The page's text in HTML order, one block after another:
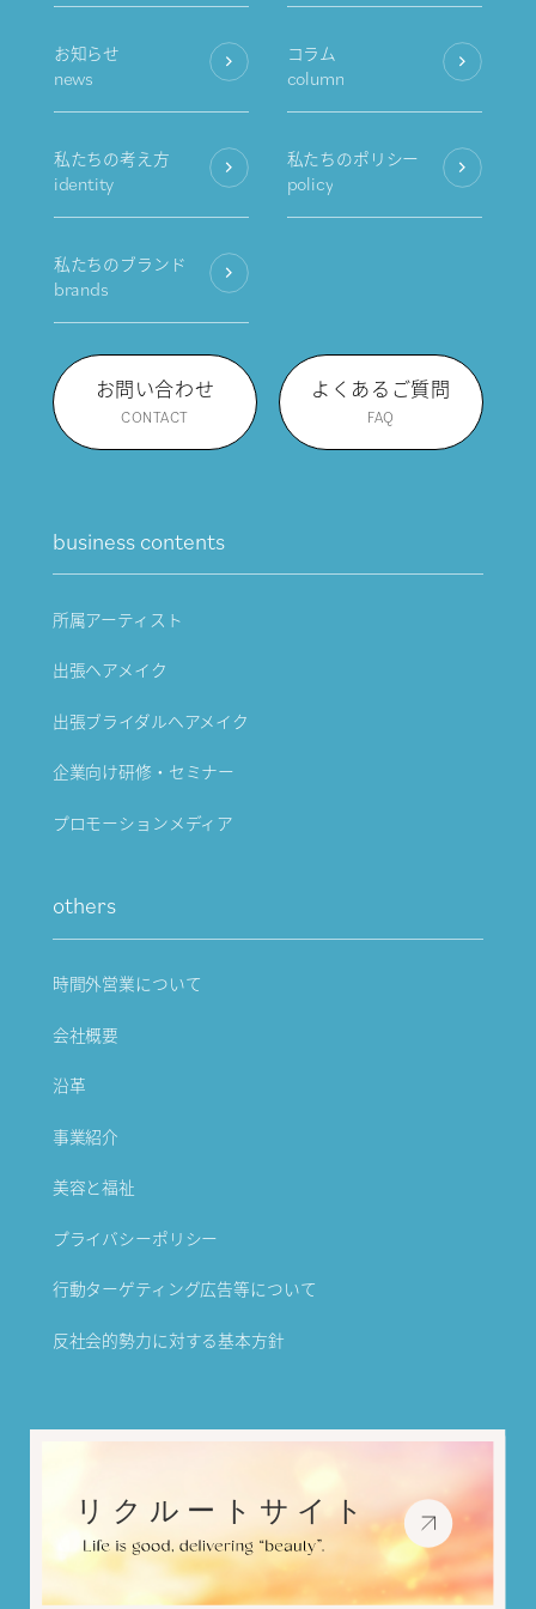
お知らせ
news
コラム
column
私たちの考え方
identity
私たちのポリシー
policy
私たちのブランド
brands
お問い合わせ
CONTACT
よくあるご質問
FAQ
business contents
所属アーティスト
出張ヘアメイク
出張ブライダルヘアメイク
企業向け研修・セミナー
プロモーションメディア
others
時間外営業について
会社概要
沿革
事業紹介
美容と福祉
プライバシーポリシー
行動ターゲティング広告等について
反社会的勢力に対する基本方針